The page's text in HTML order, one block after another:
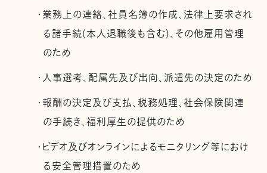
・業務上の連絡、社員名簿の作成、法律上要求され
る諸手続(本人退職後も含む)、その他雇用管理
のため
・人事選考、配属先及び出向、派遣先の決定のため
・報酬の決定及び支払、税務処理、社会保険関連
の手続き、福利厚生の提供のため
・ビデオ及びオンラインによるモニタリング等におけ
る安全管理措置のため